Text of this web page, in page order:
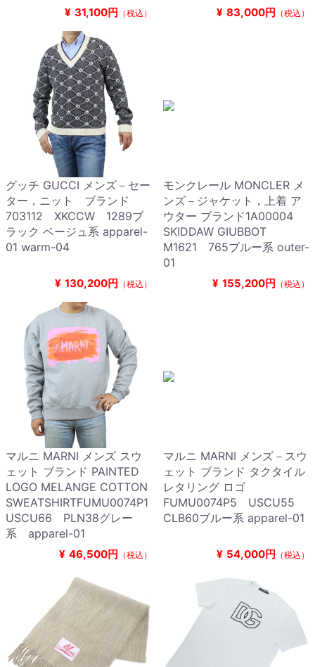
¥ 31,100円 （税込） ¥ 83,000円 （税込）
グッチ GUCCI メンズ－セー
ター，ニット ブランド
703112 XKCCW 1289ブ
ラック ベージュ系 apparel-
01 warm-04
¥ 130,200円 （税込）
モンクレール MONCLER メ
ンズ－ジャケット，上着 ア
ウター ブランド1A00004
SKIDDAW GIUBBOT
M1621 765ブルー系 outer-
01
¥ 155,200円 （税込）
マルニ MARNI メンズ スウ
ェット ブランド PAINTED
LOGO MELANGE COTTON
SWEATSHIRTFUMU0074P1
USCU66 PLN38グレー
系 apparel-01
¥ 46,500円 （税込）
マルニ MARNI メンズ－スウ
ェット ブランド タクタイル
レタリング ロゴ
FUMU0074P5 USCU55
CLB60ブルー系 apparel-01
¥ 54,000円 （税込）